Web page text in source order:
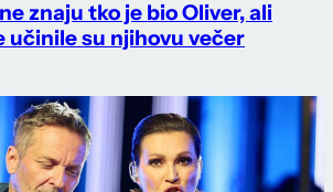
znaju tko je bio Oliver, ali
učinile su njihovu večer